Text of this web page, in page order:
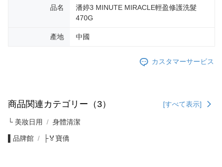
品名
潘婷3 MINUTE MIRACLE輕盈修護洗髮
470G
產地 中國
カスタマーサービス
商品関連カテゴリー（3） [すべて表示]
└ 美妝日用 身體清潔
▌品牌館 ├🏅寶僑